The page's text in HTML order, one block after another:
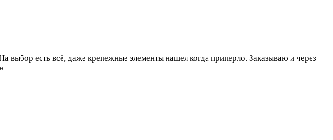
есть всё, даже крепежные элементы нашел когда приперло. Заказываю и через